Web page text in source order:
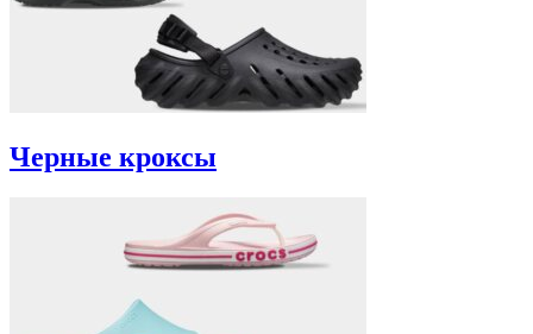
Черные кроксы